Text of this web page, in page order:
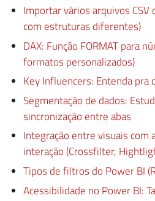
Importar vários arquivos
com estruturas diferentes)
DAX: Função FORMAT para
formatos personalizados)
Key Influencers: Entenda pra
Segmentação de dados:
sincronização entre abas
Integração entre visuais com
interação (Crossfilter,
Tipos de filtros do Power BI
Acessibilidade no Power BI: